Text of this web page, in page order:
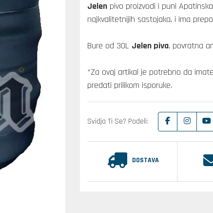
Jelen pivo proizvodi i puni
najkvalitetnijih sastojaka, i ima
Bure od 30L Jelen piva, povratna
*Za ovaj artikal je potrebno da
predati prilikom isporuke.
Svidja Ti Se? Podeli:
DOSTAVA